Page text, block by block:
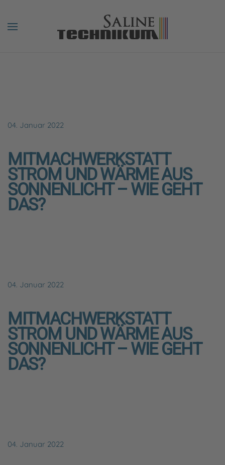
04. Januar 2022
MITMACHWERKSTATT
STROM UND WÄRME AUS
SONNENLICHT – WIE GEHT
DAS?
04. Januar 2022
MITMACHWERKSTATT
STROM UND WÄRME AUS
SONNENLICHT – WIE GEHT
DAS?
04. Januar 2022